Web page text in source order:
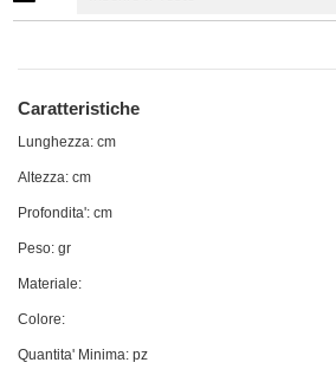
Caratteristiche
Lunghezza: cm
Altezza: cm
Profondita': cm
Peso: gr
Materiale:
Colore:
Quantita' Minima: pz